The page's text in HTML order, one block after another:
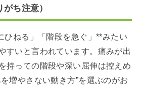
ち注意）
ひねる」「階段を急ぐ」**みたい
すいと言われています。痛みが出
持っての階段や深い屈伸は控えめ
増やさない動き方”を選ぶのがお